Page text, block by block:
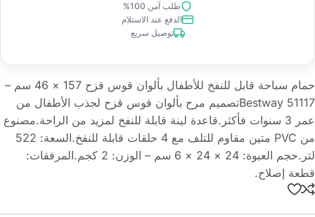
طلب آمن 100%
الدفع عند الاستلام
توصيل سريع
حمام سباحة قابل للنفخ للأطفال بألوان قوس قزح 157 × 46 سم –
Bestway 51117تصميم مرح بألوان قوس قزح لجذب الأطفال من
عمر 3 سنوات فأكثر.قاعدة لينة قابلة للنفخ لمزيد من الراحة.مصنوع
من PVC متين مقاوم للتلف مع 4 حلقات قابلة للنفخ.السعة: 522
لتر.حجم العبوة: 24 × 24 × 6 سم – الوزن: 2 كجم.المرفقات:
قطعة إصلاح.